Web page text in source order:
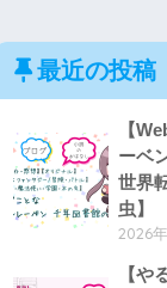
最近の投稿
【
ーベ
世界
虫】
2026
【や